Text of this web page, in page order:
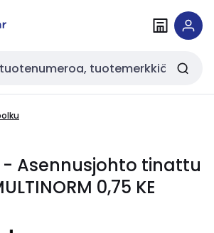
- Asennusjohto tinattu
0,75 KE